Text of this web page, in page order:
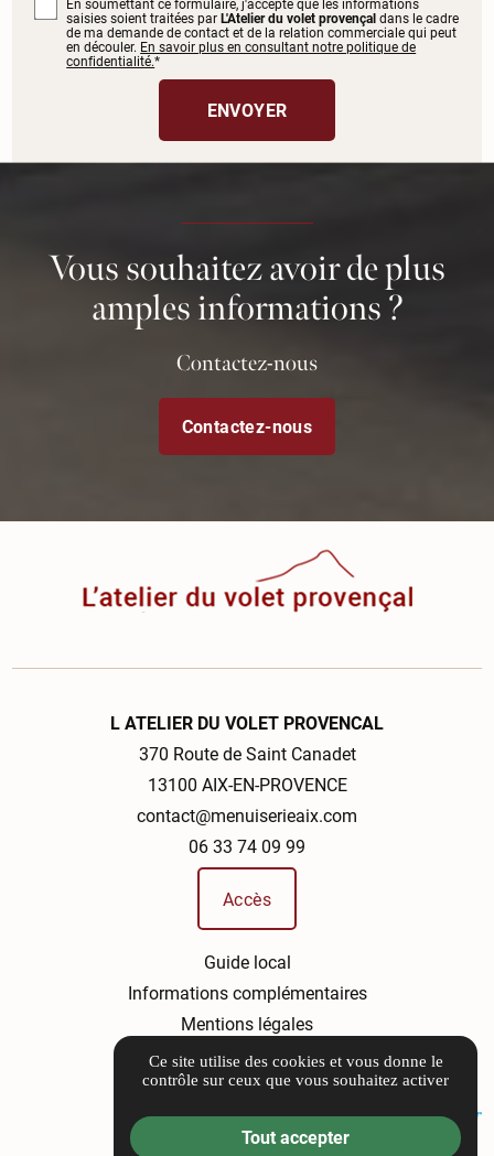
saisies soient traitées parL'Atelier du volet provençaldans le cadre
de ma demande de contact et de la relation commerciale qui peut
en découler. En savoir plus en consultant notre politique de
confidentialité.*
Vous souhaitez avoir de plus
amples informations ?
Contactez-nous
Contactez-nous
L ATELIER DU VOLET PROVENCAL
370 Route de Saint Canadet
13100 AIX-EN-PROVENCE
contact@menuiserieaix.com
06 33 74 09 99
Accès
Guide local
Informations complémentaires
Mentions légales
Politique de confidentialité
Gestion des cookies
Ce site utilise des cookies et vous donne le
contrôle sur ceux que vous souhaitez activer
Tout accepter